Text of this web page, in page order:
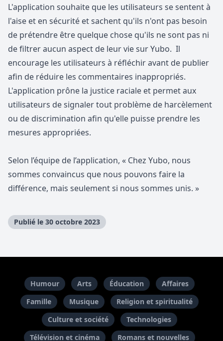
L'application souhaite que les utilisateurs se sentent à
l'aise et en sécurité et sachent qu'ils n'ont pas besoin
de prétendre être quelque chose qu'ils ne sont pas ni
de filtrer aucun aspect de leur vie sur Yubo. Il
encourage les utilisateurs à réfléchir avant de publier
afin de réduire les commentaires inappropriés.
L'application prône la justice raciale et permet aux
utilisateurs de signaler tout problème de harcèlement
ou de discrimination afin qu'elle puisse prendre les
mesures appropriées.
Selon l’équipe de l’application, « Chez Yubo, nous
sommes convaincus que nous pouvons faire la
différence, mais seulement si nous sommes unis. »
Publié le 30 octobre 2023
Humour Arts Éducation
Affaires
Famille
Musique
Religion et spiritualité
Culture et société
Technologies
Télévision et cinéma
Romans et nouvelles